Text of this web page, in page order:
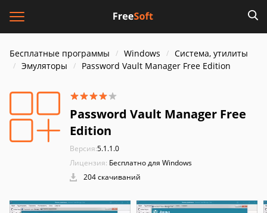
Бесплатные программы Windows
Система, утилиты
Эмуляторы
Password Vault Manager Free Edition
Password Vault Manager Free
Edition
Версия:5.1.1.0
Лицензия: Бесплатно для Windows
204 скачиваний